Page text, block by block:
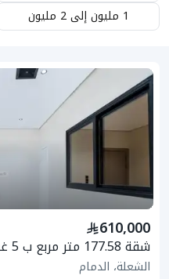
1 مليون إلى 2 مليون
610,000
شقة 177.58 متر مربع ب 5 غرف
الشعلة، الدمام